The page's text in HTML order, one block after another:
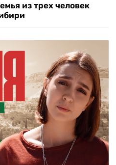
из трех человек